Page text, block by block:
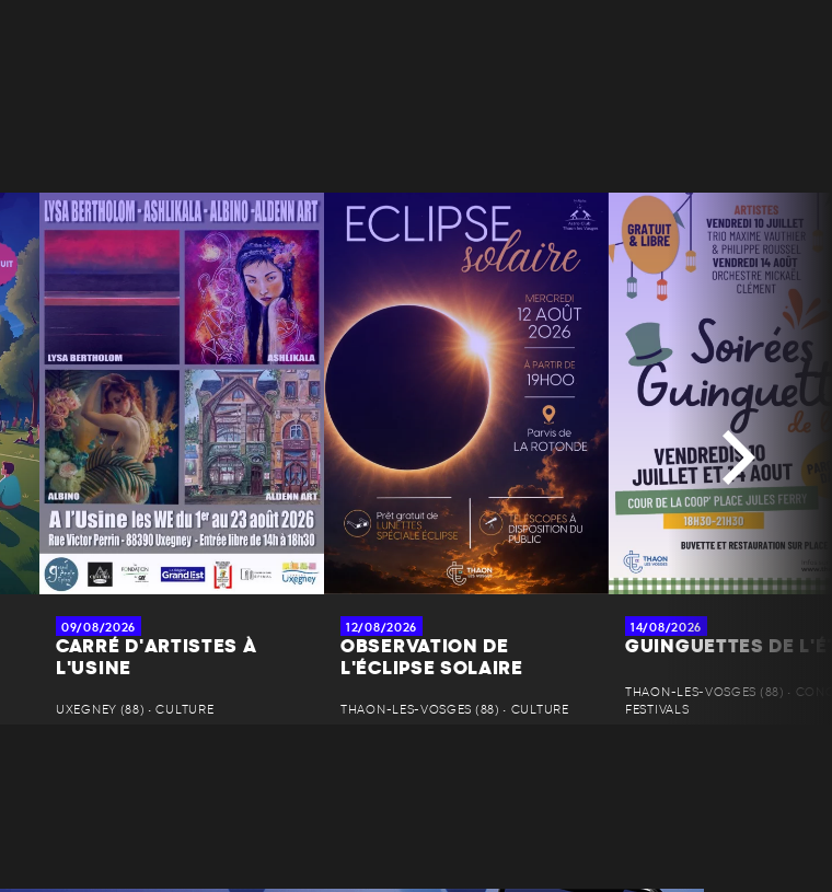
09/08/2026
CARRÉ D'ARTISTES À
L'USINE
UXEGNEY (88) • CULTURE
12/08/2026
OBSERVATION DE
L'ÉCLIPSE SOLAIRE
THAON-LES-VOSGES (88) • CULTURE
14/08/2026
GUINGUETTES DE
THAON-LES-VOSGES (88) •
FESTIVALS